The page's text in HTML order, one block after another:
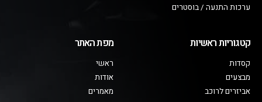
ערכות התנעה / בוסטרים
קטגוריות ראשיות
קסדות
מבצעים
אביזרים לרוכב
מפת האתר
ראשי
אודות
מאמרים